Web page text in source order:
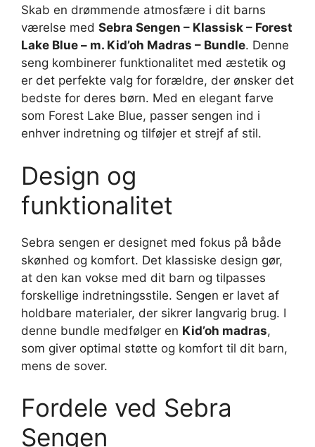
Skab en drømmende atmosfære i dit barns
værelse med Sebra Sengen – Klassisk – Forest
Lake Blue – m. Kid’oh Madras – Bundle. Denne
seng kombinerer funktionalitet med æstetik og
er det perfekte valg for forældre, der ønsker det
bedste for deres børn. Med en elegant farve
som Forest Lake Blue, passer sengen ind i
enhver indretning og tilføjer et strejf af stil.
Design og
funktionalitet
Sebra sengen er designet med fokus på både
skønhed og komfort. Det klassiske design gør,
at den kan vokse med dit barn og tilpasses
forskellige indretningsstile. Sengen er lavet af
holdbare materialer, der sikrer langvarig brug. I
denne bundle medfølger en Kid’oh madras,
som giver optimal støtte og komfort til dit barn,
mens de sover.
Fordele ved Sebra
Sengen